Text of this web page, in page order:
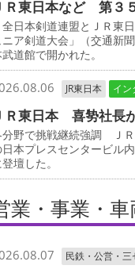
Ｒ東日本など 第３
日本剣道連盟とＪＲ東
ニア剣道大会」（交通新
道館で開かれた。
JR東日本 イン
Ｒ東日本 喜㔟社長
分野で挑戦継続強調 Ｊ
本プレスセンタービル
壇した。
業・事業・車
民鉄・公営・三